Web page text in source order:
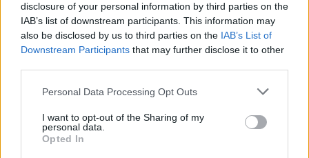
disclosure of your personal information by third parties on the
IAB’s list of downstream participants. This information may
also be disclosed by us to third parties on the IAB’s List of
Downstream Participants that may further disclose it to other
Personal Data Processing Opt Outs
I want to opt-out of the Sharing of my
personal data.
Opted In
ΠΑΓΚΟΣΜΙΑ ΗΜΕΡΑ ΟΙΚΟΓΕΝΕΙΑΣ
ΕΚΔΗΛΩΣΗ
ΔΗΜΗΤΣΑΝΑ